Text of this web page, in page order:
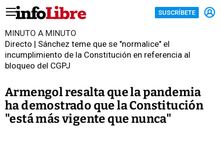
SUSCRÍBETE
MINUTO A MINUTO
Directo | Sánchez teme que se "normalice" el
incumplimiento de la Constitución en referencia al
bloqueo del CGPJ
Armengol resalta que la pandemia
ha demostrado que la Constitución
"está más vigente que nunca"